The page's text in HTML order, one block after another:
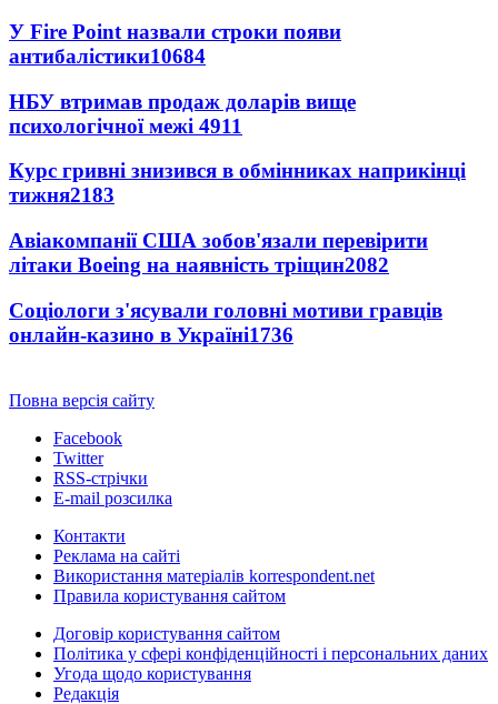
У Fire Point назвали строки появи
антибалістики10684
НБУ втримав продаж доларів вище
психологічної межі 4911
Курс гривні знизився в обмінниках наприкінці
тижня2183
Авіакомпанії США зобов'язали перевірити
літаки Boeing на наявність тріщин2082
Соціологи з'ясували головні мотиви гравців
онлайн-казино в Україні1736
Повна версія сайту
Facebook
Twitter
RSS-стрічки
E-mail розсилка
Контакти
Реклама на сайті
Використання матеріалів korrespondent.net
Правила користування сайтом
Договір користування сайтом
Політика у сфері конфіденційності і персональних даних
Угода щодо користування
Редакція